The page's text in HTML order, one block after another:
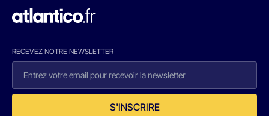
RECEVEZ NOTRE NEWSLETTER
S'INSCRIRE